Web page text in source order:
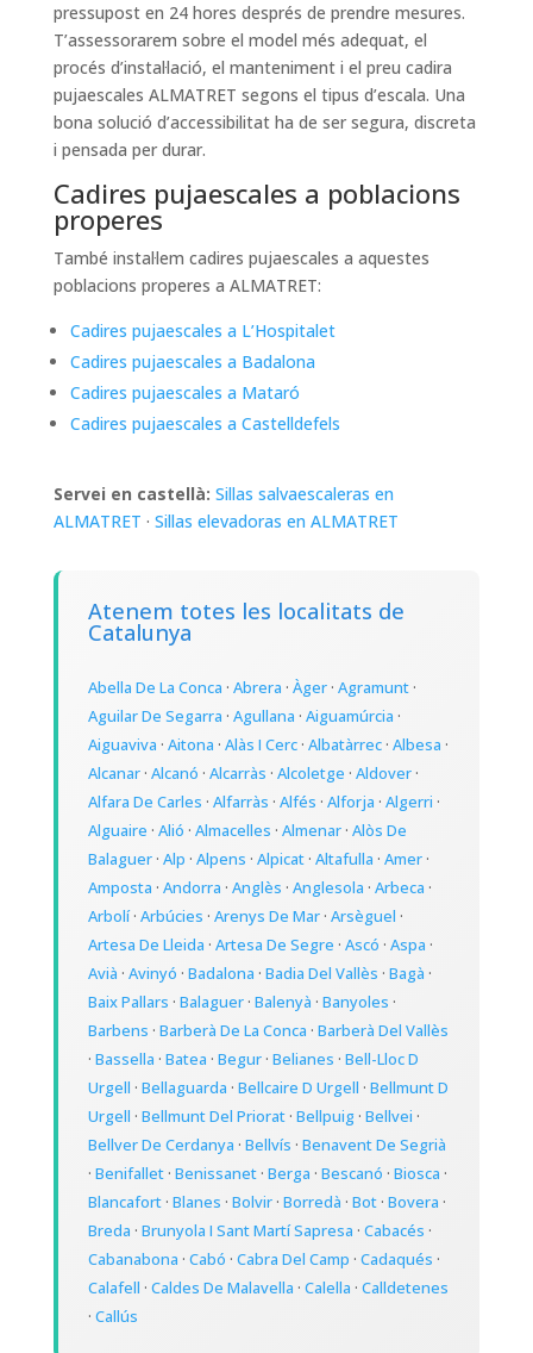
pressupost en 24 hores després de prendre mesures.
T’assessorarem sobre el model més adequat, el
procés d’instal·lació, el manteniment i el preu cadira
pujaescales ALMATRET segons el tipus d’escala. Una
bona solució d’accessibilitat ha de ser segura, discreta
i pensada per durar.
Cadires pujaescales a poblacions
properes
També instal·lem cadires pujaescales a aquestes
poblacions properes a ALMATRET:
Cadires pujaescales a L’Hospitalet
Cadires pujaescales a Badalona
Cadires pujaescales a Mataró
Cadires pujaescales a Castelldefels
Servei en castellà: Sillas salvaescaleras en
ALMATRET · Sillas elevadoras en ALMATRET
Atenem totes les localitats de
Catalunya
Abella De La Conca · Abrera · Àger· Agramunt·
Aguilar De Segarra · Agullana · Aiguamúrcia ·
Aiguaviva · Aitona · Alàs I Cerc· Albatàrrec· Albesa ·
Alcanar· Alcanó · Alcarràs · Alcoletge · Aldover·
Alfara De Carles · Alfarràs · Alfés · Alforja · Algerri ·
Alguaire · Alió · Almacelles · Almenar· Alòs De
Balaguer· Alp · Alpens · Alpicat· Altafulla · Amer·
Amposta · Andorra · Anglès · Anglesola · Arbeca ·
Arbolí· Arbúcies · Arenys De Mar· Arsèguel ·
Artesa De Lleida · Artesa De Segre · Ascó · Aspa ·
Avià · Avinyó · Badalona · Badia Del Vallès · Bagà ·
Baix Pallars · Balaguer· Balenyà · Banyoles ·
Barbens · Barberà De La Conca · Barberà Del Vallès
· Bassella · Batea · Begur· Belianes · Bell-Lloc D
Urgell · Bellaguarda · Bellcaire D Urgell · Bellmunt D
Urgell · Bellmunt Del Priorat· Bellpuig· Bellvei ·
Bellver De Cerdanya · Bellvís · Benavent De Segrià
· Benifallet· Benissanet· Berga · Bescanó · Biosca ·
Blancafort· Blanes · Bolvir· Borredà · Bot· Bovera ·
Breda · Brunyola I Sant Martí Sapresa · Cabacés ·
Cabanabona · Cabó · Cabra Del Camp · Cadaqués ·
Calafell · Caldes De Malavella · Calella · Calldetenes
· Callús